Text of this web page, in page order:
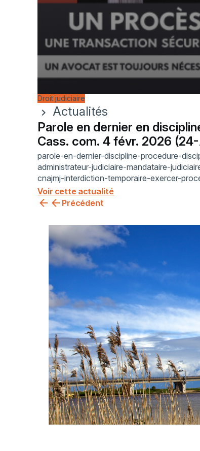
Droit judiciaire
chevron_right
Actualités
Parole en dernier en
Cass. com. 4 févr. 2026 (24-
21.330)
parole-en-dernier-discipline-procedure-
administrateur-judiciaire-mandataire-
cnajmj-interdiction-temporaire-exercer-
equitable-article-6-cedh-cour-de-cassation-
chambre-commerciale-24-21.330-cassation
Voir cette actualité
Précédent